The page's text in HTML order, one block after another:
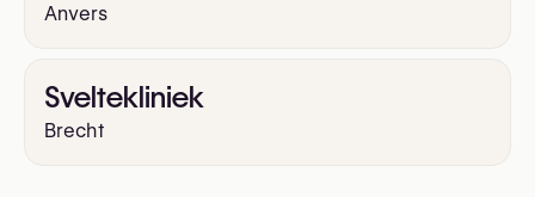
Anvers
Sveltekliniek
Brecht